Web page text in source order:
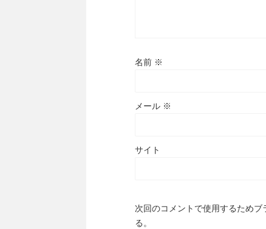
名前 ※
メール ※
サイト
次回のコメントで使用するため
る。